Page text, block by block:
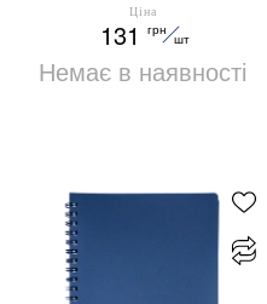
Ціна
131 грн
шт
Немає в наявності